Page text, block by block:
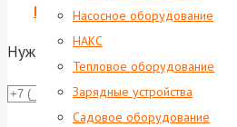
Насосное оборудование
НАКС
Тепловое оборудование
Зарядные устройства
Садовое оборудование
ВЫПИСАТЬ СЧЕТ НА ЮР.
Нужна консультация?